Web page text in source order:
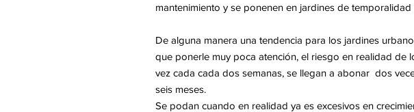
mantenimiento y se ponenen en jardines de
De alguna manera una tendencia para los jardines
que ponerle muy poca atención, el riesgo en realidad de
vez cada cada dos semanas, se llegan a abonar dos
seis meses.
Se podan cuando en realidad ya es excesivos en